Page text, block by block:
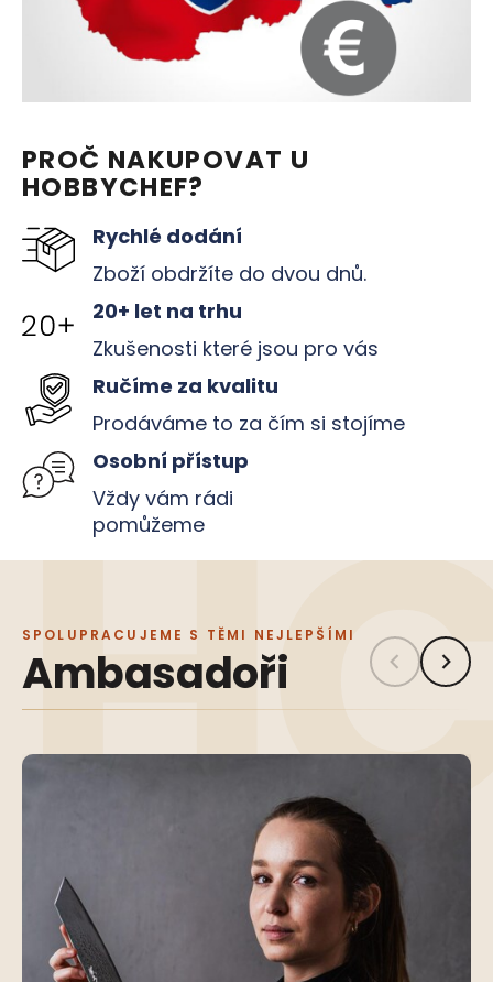
PROČ NAKUPOVAT U
HOBBYCHEF?
Rychlé dodání
Zboží obdržíte do dvou dnů.
20+ let na trhu
Zkušenosti které jsou pro vás
Ručíme za kvalitu
Prodáváme to za čím si stojíme
Osobní přístup
Vždy vám rádi
pomůžeme
SPOLUPRACUJEME S TĚMI NEJLEPŠÍMI
Ambasadoři